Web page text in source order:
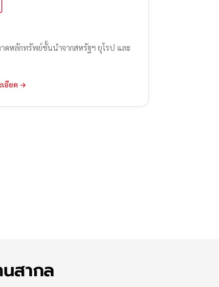
ดหลักทรัพย์ชั้นนำจากสหรัฐฯ ยุโรป และ
เอียด →
สากล